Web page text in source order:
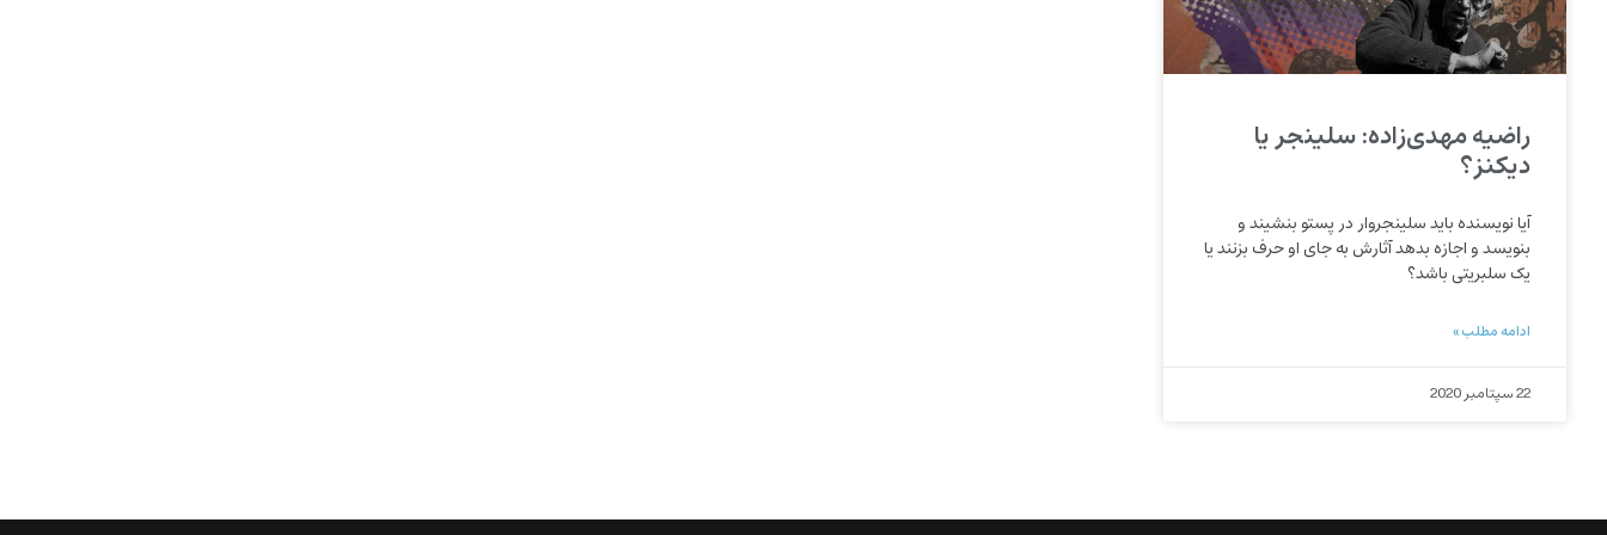
راضیه مهدی‌زاده: سلینجر یا
دیکنز؟
آیا نویسنده باید سلینجروار در پستو بنشیند و
بنویسد و اجازه بدهد آثارش به جای او حرف بزنند یا
یک سلبریتی باشد؟
ادامه مطلب »
22 سپتامبر 2020